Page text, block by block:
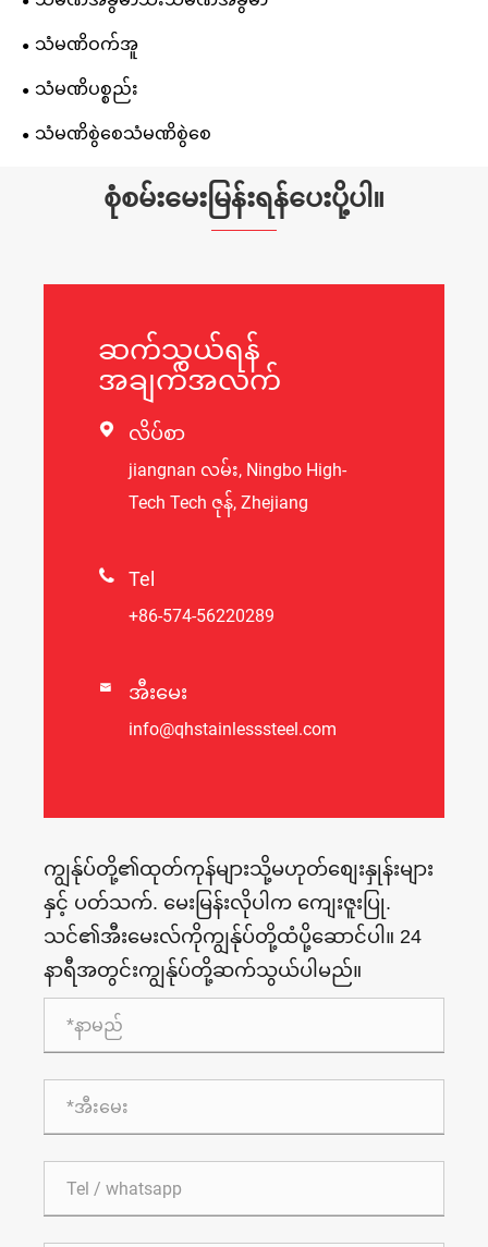
သံမဏိဝက်အူ
သံမဏိပစ္စည်း
သံမဏိစွဲစေသံမဏိစွဲစေ
စုံစမ်းမေးမြန်းရန်ပေးပို့ပါ။
ဆက်သွယ်ရန်
အချက်အလက်
 လိပ်စာ
jiangnan လမ်း, Ningbo High-
Tech Tech ဇုန်, Zhejiang
 Tel
+86-574-56220289
 အီးမေး
info@qhstainlesssteel.com
ကျွန်ုပ်တို့၏ထုတ်ကုန်များသို့မဟုတ်စျေးနှုန်းများ
နှင့် ပတ်သက်. မေးမြန်းလိုပါက ကျေးဇူးပြု.
သင်၏အီးမေးလ်ကိုကျွန်ုပ်တို့ထံပို့ဆောင်ပါ။ 24
နာရီအတွင်းကျွန်ုပ်တို့ဆက်သွယ်ပါမည်။